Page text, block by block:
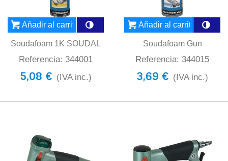
Añadir al carrito
Soudafoam 1K SOUDAL
Referencia: 344001
5,08 € (IVA inc.)
Añadir al carrito
Soudafoam Gun
Referencia: 344015
3,69 € (IVA inc.)